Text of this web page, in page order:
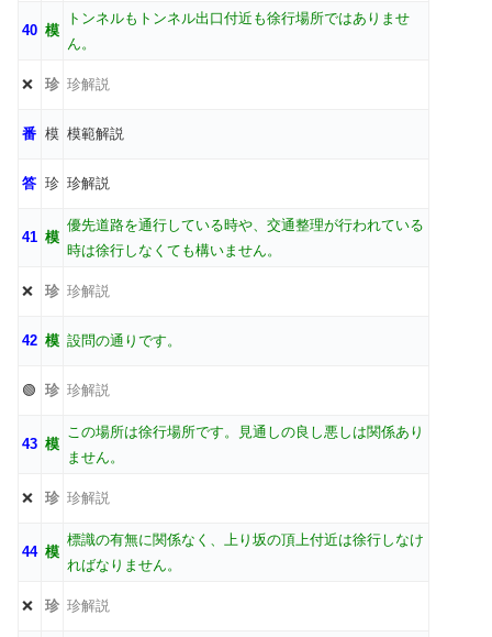
40 模
トンネルもトンネル出口付近も徐行場所ではありませ
ん。
❌ 珍 珍解説
番 模 模範解説
答 珍 珍解説
41 模
優先道路を通行している時や、交通整理が行われている
時は徐行しなくても構いません。
❌ 珍 珍解説
42 模 設問の通りです。
🟢 珍 珍解説
43 模
この場所は徐行場所です。見通しの良し悪しは関係あり
ません。
❌ 珍 珍解説
44 模
標識の有無に関係なく、上り坂の頂上付近は徐行しなけ
ればなりません。
❌ 珍 珍解説